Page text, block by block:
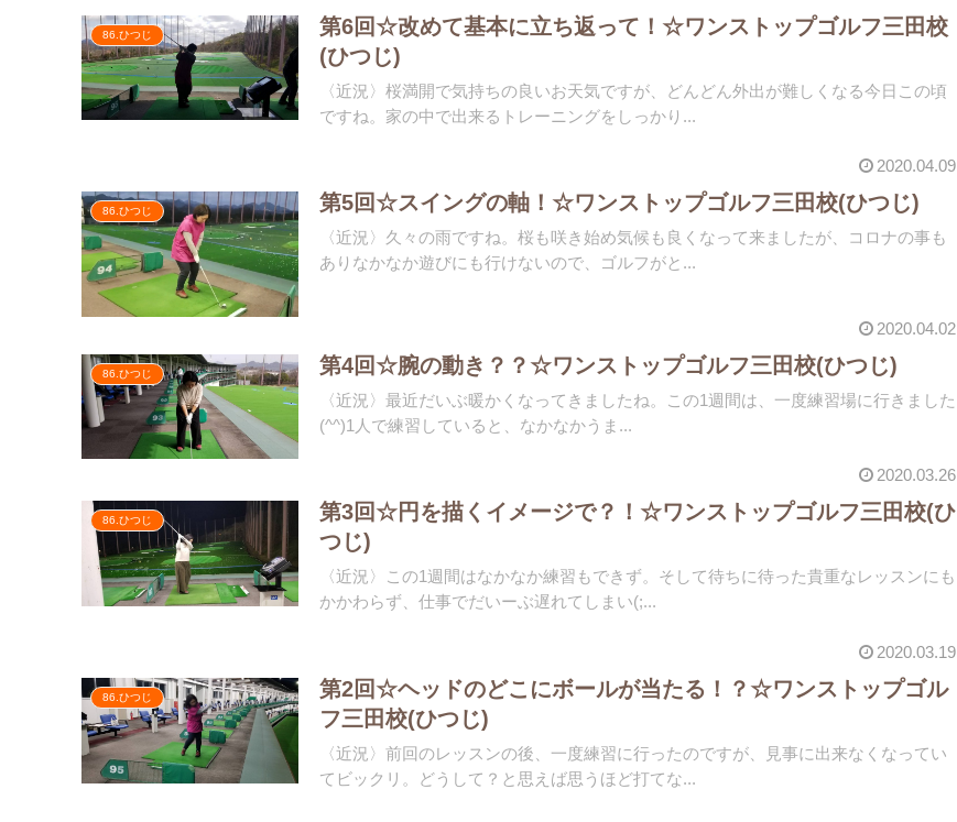
86.ひつじ
第6回☆改めて基本に立ち返って！☆ワンストップゴルフ三田校
(ひつじ)
〈近況〉桜満開で気持ちの良いお天気ですが、どんどん外出が難しくなる今日この頃
ですね。家の中で出来るトレーニングをしっかり...
2020.04.09
86.ひつじ 第5回☆スイングの軸！☆ワンストップゴルフ三田校(ひつじ)
〈近況〉久々の雨ですね。桜も咲き始め気候も良くなって来ましたが、コロナの事も
ありなかなか遊びにも行けないので、ゴルフがと...
2020.04.02
86.ひつじ 第4回☆腕の動き？？☆ワンストップゴルフ三田校(ひつじ)
〈近況〉最近だいぶ暖かくなってきましたね。この1週間は、一度練習場に行きました
(^^)1人で練習していると、なかなかうま...
2020.03.26
86.ひつじ
第3回☆円を描くイメージで？！☆ワンストップゴルフ三田校(ひ
つじ)
〈近況〉この1週間はなかなか練習もできず。そして待ちに待った貴重なレッスンにも
かかわらず、仕事でだいーぶ遅れてしまい(;...
2020.03.19
86.ひつじ
第2回☆ヘッドのどこにボールが当たる！？☆ワンストップゴル
フ三田校(ひつじ)
〈近況〉前回のレッスンの後、一度練習に行ったのですが、見事に出来なくなってい
てビックリ。どうして？と思えば思うほど打てな...